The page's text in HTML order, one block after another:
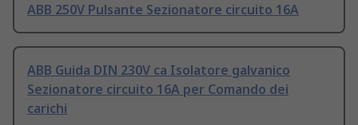
ABB 250V Pulsante Sezionatore circuito 16A
ABB Guida DIN 230V ca Isolatore galvanico
Sezionatore circuito 16A per Comando dei
carichi